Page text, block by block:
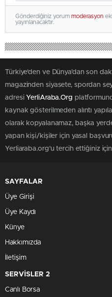
Gönderdiğiniz yorum moderasyon
yayınlanacaktır.
Türkiye'den ve Dünya’dan son
magazinden siyasete, spordan
adresi YerliAraba.Org
kaynak gösterilmeden alıntı
olarak kopyalanamaz, başka
yapan kişi/kişiler için yasal
Yerliaraba.org'u tercih ettiğiniz
SAYFALAR
Üye Girişi
Üye Kaydı
Künye
Hakkımızda
İletişim
SERVİSLER 2
Canlı Borsa